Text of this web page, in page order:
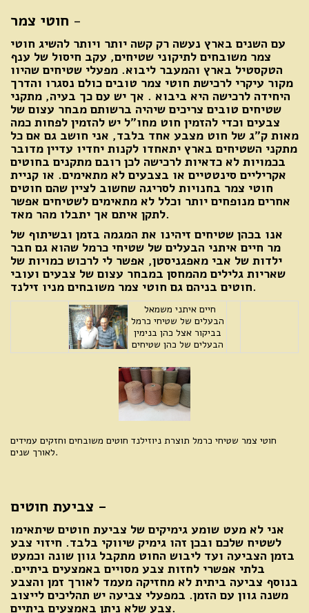
-
עם השנים בארץ נעשה רק קשה יותר ויותר להשיג חוטי
צמר משובחים לתיקוני שטיחים, עקב חיסול של ענף
הטקסטיל בארץ והמעבר ליבוא. מפעלי שטיחים שהיוו
מקור עיקרי לרכישת חוטי צמר טובים כולם נסגרו והדרך
היחידה לרכישה היא ביבוא . אך יש עם כך בעיה, מתקני
שטיחים טובים צריכים שיהיה ברשותם מבחר עצום של
צבעים וכדי להזמין חוט מחו"ל יש להזמין לפחות כמה
מאות ק"ג של חוט מצבע אחד בלבד, אני חושב גם אם כל
מתקני השטיחים בארץ יתאחדו לקנות יחדיו עדיין מדובר
בכמויות לא כדאיות לרכישה לכן רובם מתקנים בחוטים
אקריליים סינטטיים או בצבעים לא מתאימים. או קניית
חוטי צמר בחנויות לסריגה שחשוב לציין שהם חוטים
אחרים מנופחים יותר וכלל לא מתאימים לשטיחים אפשר
לתקן איתם אך יתבלו מהר מאד.
אנו בכהן שטיחים זיהינו את המגמה בזמן ובשיתוף של
מר חיים איתני הבעלים של שטיחי כרמל שהוא גם חבר
ילדות של אבי מאפגניסטן, אפשר לי לרכוש כמויות של
שאריות גלילים מהמחסן במבחר עצום של צבעים ועובי
חוטים בניהם גם חוטי צמר משובחים מניו זילנד.
הבעלים של שטיחי כרמל
בביקור אצל כהן בנימין
הבעלים של כהן שטיחים
חוטי צמר שטיחי כרמל תוצרת ניוזילנד חוטים משובחים וחזקים עמידים
לאורך שנים.
צביעת חוטים -
אני לא מעט שומע גימיקים של צביעת חוטים שיתאימו
לשטיח שלכם ובכן זהו גימיק שיווקי בלבד. חיזוי צבע
בזמן הצביעה ועד ליבוש החוט מתקבל גוון שונה וכמעט
בלתי אפשרי לחזות צבע מסויים באמצעים ביתיים.
בנוסף צביעה ביתית לא מחזיקה מעמד לאורך זמן והצבע
משנה גוון עם הזמן. במפעלי צביעה יש תהליכים לייצוב
צבע שלא ניתן באמצעים ביתיים.